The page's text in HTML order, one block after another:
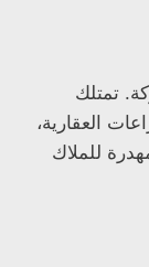
تمتلك
العقارية،
للملاك